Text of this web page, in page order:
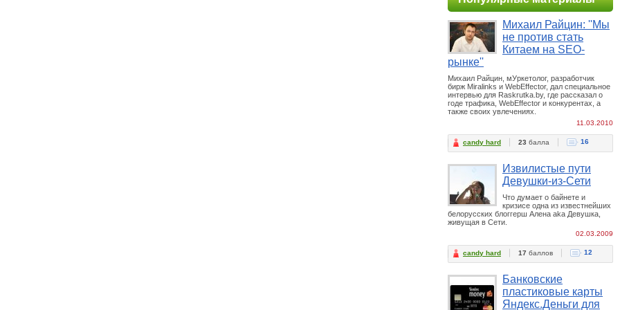
Михаил Райцин: ''Мы
не против стать
Китаем на SEO-
рынке''
Михаил Райцин, мУркетолог, разработчик
бирж Miralinks и WebEffector, дал специальное
интервью для Raskrutka.by, где рассказал о
годе трафика, WebEffector и конкурентах, а
также своих увлечениях.
11.03.2010
candy hard 23 балла 16
Извилистые пути
Девушки-из-Сети
Что думает о байнете и
кризисе одна из известнейших
белорусских блоггерш Алена aka Девушка,
живущая в Сети.
02.03.2009
candy hard 17 баллов 12
Банковские
пластиковые карты
Яндекс.Деньги для